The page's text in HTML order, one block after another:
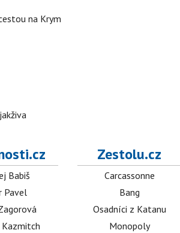
na Krym
Babiš
Pavel
Zestolu.cz
Carcassonne
Bang
Osadníci z Katanu
Monopoly